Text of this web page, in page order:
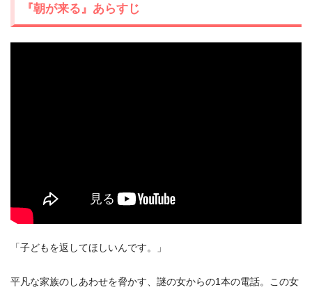
『朝が来る』あらすじ
「子どもを返してほしいんです。」
平凡な家族のしあわせを脅かす、謎の女からの1本の電話。この女